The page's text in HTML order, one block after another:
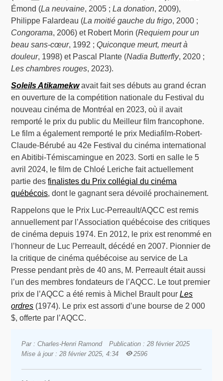
Émond (La neuvaine, 2005 ;La donation, 2009),
Philippe Falardeau (La moitié gauche du frigo, 2000 ;
Congorama, 2006) et Robert Morin (Requiem pour un
beau sans-cœur, 1992 ;Quiconque meurt, meurt à
douleur, 1998) et Pascal Plante (Nadia Butterfly, 2020 ;
Les chambres rouges, 2023).
Soleils Atikamekwavait fait ses débuts au grand écran
en ouverture de la compétition nationale du Festival du
nouveau cinéma de Montréal en 2023, où il avait
remporté le prix du public du Meilleur film francophone.
Le film a également remporté le prix Mediafilm-Robert-
Claude-Bérubé au 42e Festival du cinéma international
en Abitibi-Témiscamingue en 2023. Sorti en salle le 5
avril 2024, le film de Chloé Leriche fait actuellement
partie desfinalistes du Prix collégial du cinéma
québécois, dont le gagnant sera dévoilé prochainement.
Rappelons que le Prix Luc-Perreault/AQCC est remis
annuellement par l’Association québécoise des critiques
de cinéma depuis 1974. En 2012, le prix est renommé en
l’honneur de Luc Perreault, décédé en 2007. Pionnier de
la critique de cinéma québécoise au service de La
Presse pendant près de 40 ans, M. Perreault était aussi
l’un des membres fondateurs de l’AQCC. Le tout premier
prix de l’AQCC a été remis à Michel Brault pourLes
ordres (1974). Le prix est assorti d’une bourse de 2 000
$, offerte par l’AQCC.
Par : Charles-Henri Ramond
Publication : 28 février 2025
Mise à jour : 28 février 2025, 4:34
2596